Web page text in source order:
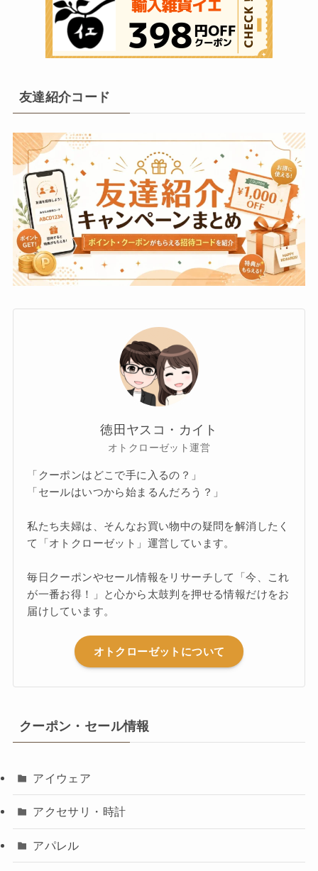
友達紹介コード
徳田ヤスコ・カイト
オトクローゼット運営
「クーポンはどこで手に入るの？」
「セールはいつから始まるんだろう？」
私たち夫婦は、そんなお買い物中の疑問を解消したく
て「オトクローゼット」運営しています。
毎日クーポンやセール情報をリサーチして「今、これ
が一番お得！」と心から太鼓判を押せる情報だけをお
届けしています。
オトクローゼットについて
クーポン・セール情報
アイウェア
アクセサリ・時計
アパレル